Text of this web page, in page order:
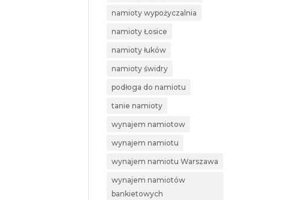
namioty wypożyczalnia
namioty Łosice
namioty łuków
namioty świdry
podłoga do namiotu
tanie namioty
wynajem namiotow
wynajem namiotu
wynajem namiotu Warszawa
wynajem namiotów
bankietowych